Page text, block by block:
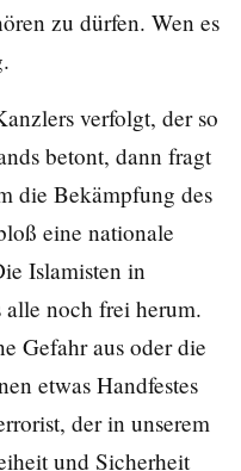
zu dürfen. Wen es
verfolgt, der so
betont, dann fragt
die Bekämpfung des
eine nationale
Islamisten in
noch frei herum.
Gefahr aus oder die
etwas Handfestes
der in unserem
und Sicherheit